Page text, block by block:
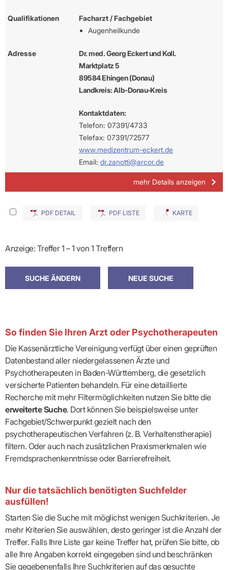
Qualifikationen
Facharzt / Fachgebiet
Augenheilkunde
Adresse
Dr. med. Georg Eckert und Koll.
Marktplatz 5
89584 Ehingen (Donau)
Landkreis: Alb-Donau-Kreis
Kontaktdaten:
Telefon: 07391/4733
Telefax: 07391/72577
www.medizentrum-eckert.de
Email: dr.zanotti@arcor.de
mehr Details anzeigen
PDF DETAIL PDF LISTE KARTE
Anzeige: Treffer 1 – 1 von 1 Treffern
So finden Sie Ihren Arzt oder Psychotherapeuten
Die Kassenärztliche Vereinigung verfügt über einen geprüften
Datenbestand aller niedergelassenen Ärzte und
Psychotherapeuten in Baden-Württemberg, die gesetzlich
versicherte Patienten behandeln. Für eine detaillierte
Recherche mit mehr Filtermöglichkeiten nutzen Sie bitte die
erweiterte Suche. Dort können Sie beispielsweise unter
Fachgebiet/Schwerpunkt gezielt nach den
psychotherapeutischen Verfahren (z. B. Verhaltenstherapie)
filtern. Oder auch nach zusätzlichen Praxismerkmalen wie
Fremdsprachenkenntnisse oder Barrierefreiheit.
Nur die tatsächlich benötigten Suchfelder
ausfüllen!
Starten Sie die Suche mit möglichst wenigen Suchkriterien. Je
mehr Kriterien Sie auswählen, desto geringer ist die Anzahl der
Treffer. Falls Ihre Liste gar keine Treffer hat, prüfen Sie bitte, ob
alle Ihre Angaben korrekt eingegeben sind und beschränken
Sie gegebenenfalls Ihre Suchkriterien auf das gesuchte